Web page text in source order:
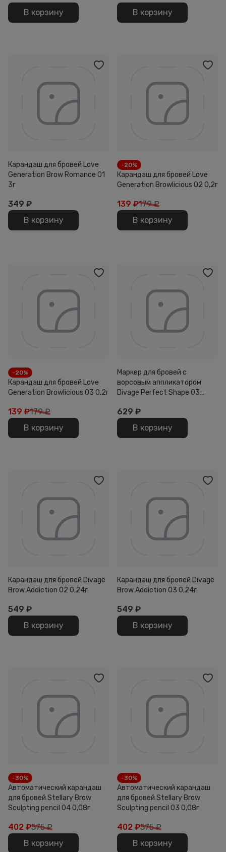
В корзину
В корзину
Карандаш для бровей Love
Generation Brow Romance 01
3г
349 ₽
В корзину
-20%
Карандаш для бровей Love
Generation Browlicious 02 0,2г
139 ₽179 ₽
В корзину
-20%
Карандаш для бровей Love
Generation Browlicious 03 0,2г
139 ₽179 ₽
В корзину
Маркер для бровей с
ворсовым аппликатором
Divage Perfect Shape 03
629 ₽
В корзину
Карандаш для бровей Divage
Brow Addiction 02 0,24г
549 ₽
В корзину
Карандаш для бровей Divage
Brow Addiction 03 0,24г
549 ₽
В корзину
-30%
Автоматический карандаш
для бровей Stellary Brow
Sculpting pencil 04 0,08г
402 ₽575 ₽
В корзину
-30%
Автоматический карандаш
для бровей Stellary Brow
Sculpting pencil 03 0,08г
402 ₽575 ₽
В корзину